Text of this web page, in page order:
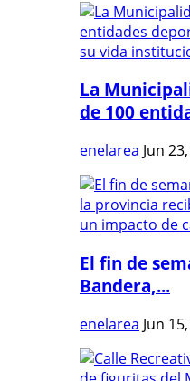
La
de 100
enelarea Jun
El fin de
Bandera,...
enelarea Jun